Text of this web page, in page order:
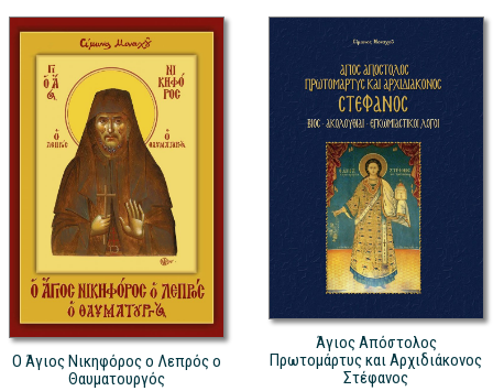
Ο Άγιος Νικηφόρος ο Λεπρός ο
Θαυματουργός
Άγιος Απόστολος
Πρωτομάρτυς και Αρχιδιάκονος
Στέφανος